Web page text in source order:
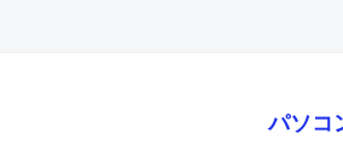
パソコ